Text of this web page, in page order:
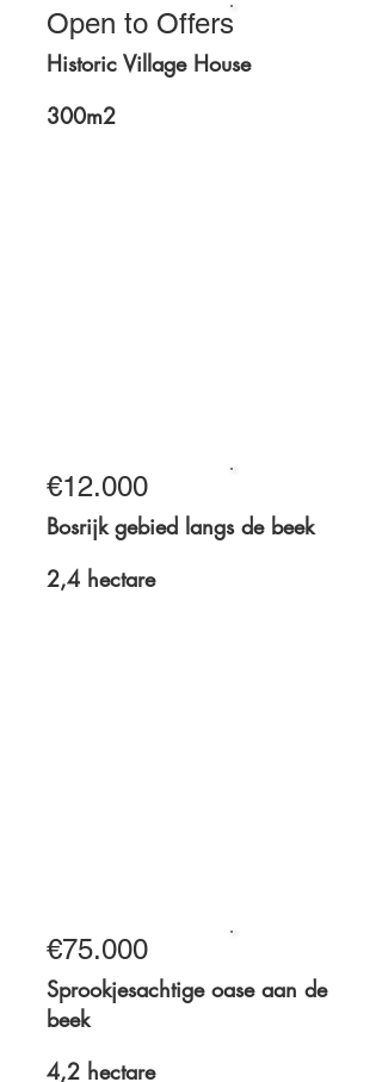
Open to Offers
Historic Village House
300m2
€12.000
Bosrijk gebied langs de beek
2,4 hectare
€75.000
Sprookjesachtige oase aan de
beek
4,2 hectare